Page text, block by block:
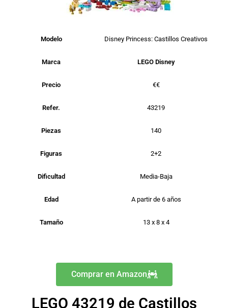
Modelo Disney Princess: Castillos Creativos
Marca LEGO Disney
Precio €€
Refer. 43219
Piezas 140
Figuras 2+2
Dificultad Media-Baja
Edad A partir de 6 años
Tamaño 13 x 8 x 4
Comprar en Amazon
LEGO 43219 de Castillos